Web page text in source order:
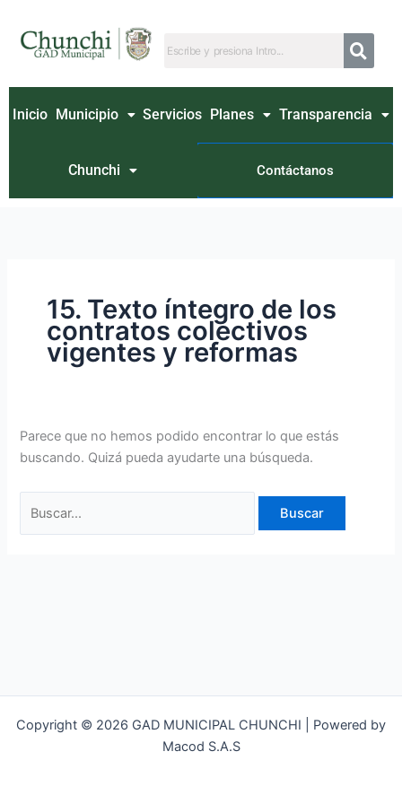
contenido
Inicio Municipio Servicios Planes Transparencia
Chunchi Contáctanos
15. Texto íntegro de los
contratos colectivos
vigentes y reformas
Parece que no hemos podido encontrar lo que estás
buscando. Quizá pueda ayudarte una búsqueda.
por:
Copyright © 2026 GAD MUNICIPAL CHUNCHI | Powered by
Macod S.A.S